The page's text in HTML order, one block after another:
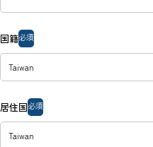
国籍必須
居住国必須